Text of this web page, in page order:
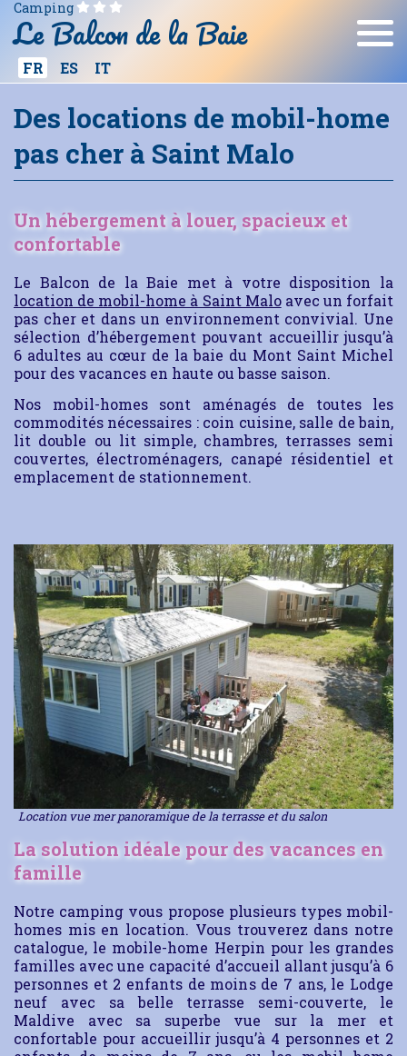
Camping
Le Balcon de la Baie
FR ES IT
Des locations de mobil-home
pas cher à Saint Malo
Un hébergement à louer, spacieux et
confortable
Le Balcon de la Baie met à votre disposition la
location de mobil-home à Saint Maloavec un forfait
pas cher et dans un environnement convivial. Une
sélection d’hébergement pouvant accueillir jusqu’à
6 adultes au cœur de la baie du Mont Saint Michel
pour des vacances en haute ou basse saison.
Nos mobil-homes sont aménagés de toutes les
commodités nécessaires : coin cuisine, salle de bain,
lit double ou lit simple, chambres, terrasses semi
couvertes, électroménagers, canapé résidentiel et
emplacement de stationnement.
Location vue mer panoramique de la terrasse et du salon
La solution idéale pour des vacances en
famille
Notre camping vous propose plusieurs types mobil-
homes mis en location. Vous trouverez dans notre
catalogue, le mobile-home Herpin pour les grandes
familles avec une capacité d’accueil allant jusqu’à 6
personnes et 2 enfants de moins de 7 ans, le Lodge
neuf avec sa belle terrasse semi-couverte, le
Maldive avec sa superbe vue sur la mer et
confortable pour accueillir jusqu’à 4 personnes et 2